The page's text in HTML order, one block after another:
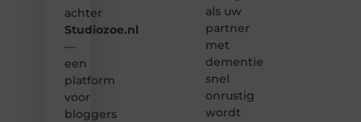
achter
Studiozoe.nl
—
een
platform
voor
bloggers
als uw
partner
met
dementie
snel
onrustig
wordt